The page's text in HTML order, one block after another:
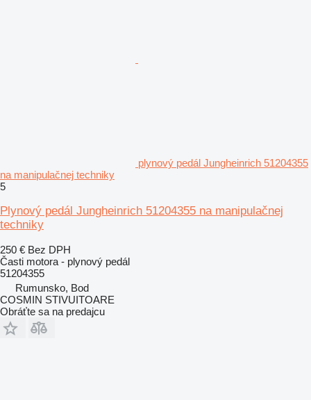
plynový pedál Jungheinrich 51204355
na manipulačnej techniky
5
Plynový pedál Jungheinrich 51204355 na manipulačnej
techniky
250 € Bez DPH
Časti motora - plynový pedál
51204355
Rumunsko, Bod
COSMIN STIVUITOARE
Obráťte sa na predajcu